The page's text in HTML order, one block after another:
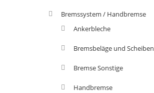
Bremssystem / Handbremse
Ankerbleche
Bremsbeläge und Scheiben
Bremse Sonstige
Handbremse